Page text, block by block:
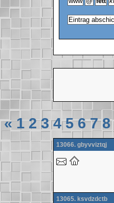
« 1 2 3 4 5 6 7 8
13066. gbyvviztqj
13065. ksvdzdctb